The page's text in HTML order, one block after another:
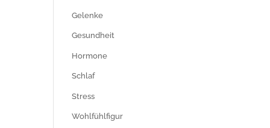
Gelenke
Gesundheit
Hormone
Schlaf
Stress
Wohlfühlfigur